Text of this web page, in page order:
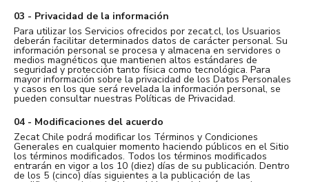
03 - Privacidad de la información
Para utilizar los Servicios ofrecidos por zecat.cl, los Usuarios
deberán facilitar determinados datos de carácter personal. Su
información personal se procesa y almacena en servidores o
medios magnéticos que mantienen altos estándares de
seguridad y protección tanto física como tecnológica. Para
mayor información sobre la privacidad de los Datos Personales
y casos en los que será revelada la información personal, se
pueden consultar nuestras Políticas de Privacidad.
04 - Modificaciones del acuerdo
Zecat Chile podrá modificar los Términos y Condiciones
Generales en cualquier momento haciendo públicos en el Sitio
los términos modificados. Todos los términos modificados
entrarán en vigor a los 10 (diez) días de su publicación. Dentro
de los 5 (cinco) días siguientes a la publicación de las